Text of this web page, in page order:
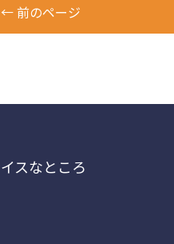
← 前のページ
スなところ